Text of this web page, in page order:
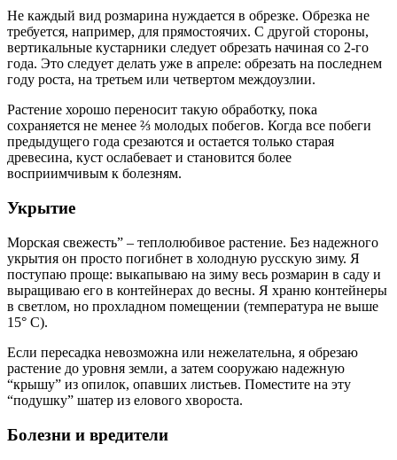
Не каждый вид розмарина нуждается в обрезке. Обрезка не
требуется, например, для прямостоячих. С другой стороны,
вертикальные кустарники следует обрезать начиная со 2-го
года. Это следует делать уже в апреле: обрезать на последнем
году роста, на третьем или четвертом междоузлии.
Растение хорошо переносит такую обработку, пока
сохраняется не менее ⅔ молодых побегов. Когда все побеги
предыдущего года срезаются и остается только старая
древесина, куст ослабевает и становится более
восприимчивым к болезням.
Укрытие
Морская свежесть” – теплолюбивое растение. Без надежного
укрытия он просто погибнет в холодную русскую зиму. Я
поступаю проще: выкапываю на зиму весь розмарин в саду и
выращиваю его в контейнерах до весны. Я храню контейнеры
в светлом, но прохладном помещении (температура не выше
15° C).
Если пересадка невозможна или нежелательна, я обрезаю
растение до уровня земли, а затем сооружаю надежную
“крышу” из опилок, опавших листьев. Поместите на эту
“подушку” шатер из елового хвороста.
Болезни и вредители